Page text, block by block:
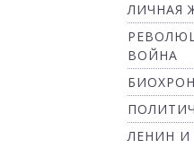
ЛИЧНАЯ
ВОЙНА
ЛЕНИН И